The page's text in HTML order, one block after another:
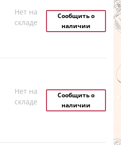
Нет на
складе
Сообщить о
наличии
Нет на
складе
Сообщить о
наличии